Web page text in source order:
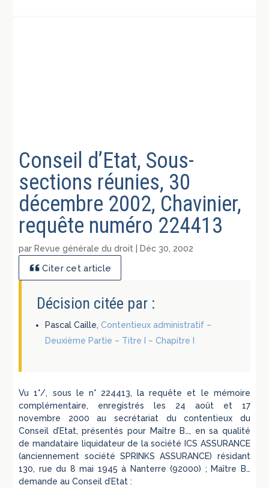
Conseil d’Etat, Sous-
sections réunies, 30
décembre 2002, Chavinier,
requête numéro 224413
par Revue générale du droit Déc 30, 2002
Citer cet article
Décision citée par :
Pascal Caille,Contentieux administratif –
Deuxième Partie – Titre I – Chapitre I
Vu 1°/, sous le n° 224413, la requête et le mémoire
complémentaire, enregistrés les 24 août et 17
novembre 2000 au secrétariat du contentieux du
Conseil d’Etat, présentés pour Maître B…, en sa qualité
de mandataire liquidateur de la société ICS ASSURANCE
(anciennement société SPRINKS ASSURANCE) résidant
130, rue du 8 mai 1945 à Nanterre (92000) ; Maître B…
demande au Conseil d’Etat :